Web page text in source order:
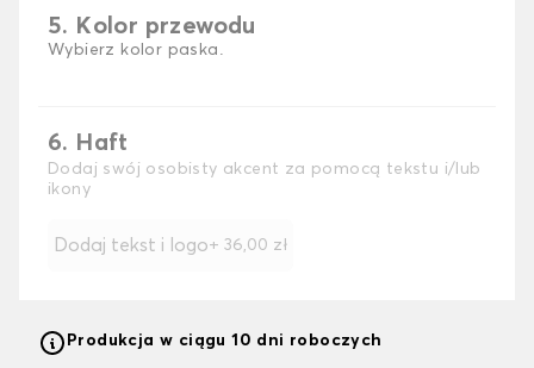
5. Kolor przewodu
Wybierz kolor paska.
6. Haft
Dodaj swój osobisty akcent za pomocą tekstu i/lub
ikony
Dodaj tekst i logo+ 36,00 zł
Produkcja w ciągu 10 dni roboczych